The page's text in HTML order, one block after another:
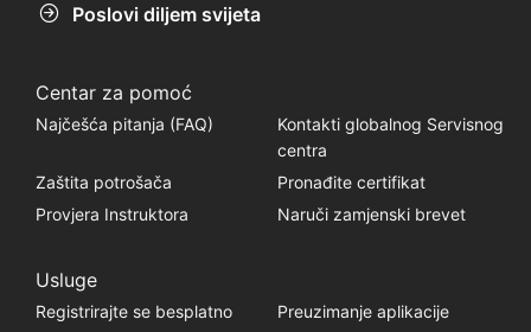
Poslovi diljem svijeta
Centar za pomoć
Najčešća pitanja (FAQ)
Kontakti globalnog Servisnog
centra
Zaštita potrošača
Pronađite certifikat
Provjera Instruktora
Naruči zamjenski brevet
Usluge
Registrirajte se besplatno
Preuzimanje aplikacije